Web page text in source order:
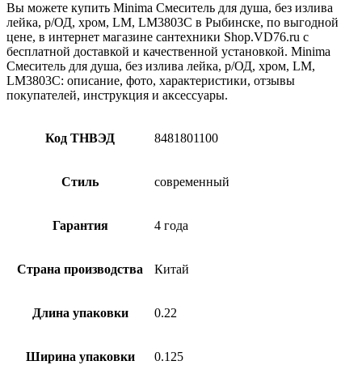
Вы можете купить Minima Смеситель для душа, без излива
лейка, р/ОД, хром, LM, LM3803C в Рыбинске, по выгодной
цене, в интернет магазине сантехники Shop.VD76.ru с
бесплатной доставкой и качественной установкой. Minima
Смеситель для душа, без излива лейка, р/ОД, хром, LM,
LM3803C: описание, фото, характеристики, отзывы
покупателей, инструкция и аксессуары.
Код ТНВЭД 8481801100
Стиль современный
Гарантия 4 года
Страна производства Китай
Длина упаковки 0.22
Ширина упаковки 0.125